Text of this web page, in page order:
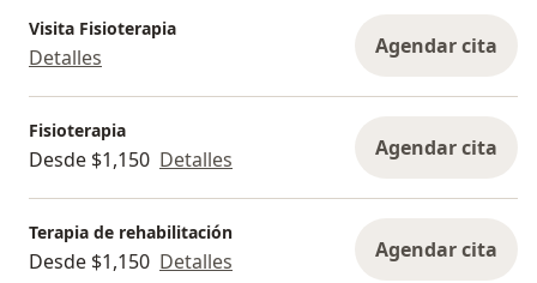
Visita Fisioterapia
Detalles Agendar cita
Fisioterapia
Desde $1,150 Detalles Agendar cita
Terapia de rehabilitación
Desde $1,150 Detalles Agendar cita